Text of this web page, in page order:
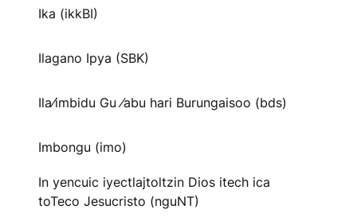
Ika (ikkBI)
Ilagano Ipya (SBK)
Ila⁄imbidu Gu ⁄abu hari Burungaisoo (bds)
Imbongu (imo)
In yencuic iyectlajtoltzin Dios itech ica
toTeco Jesucristo (nguNT)